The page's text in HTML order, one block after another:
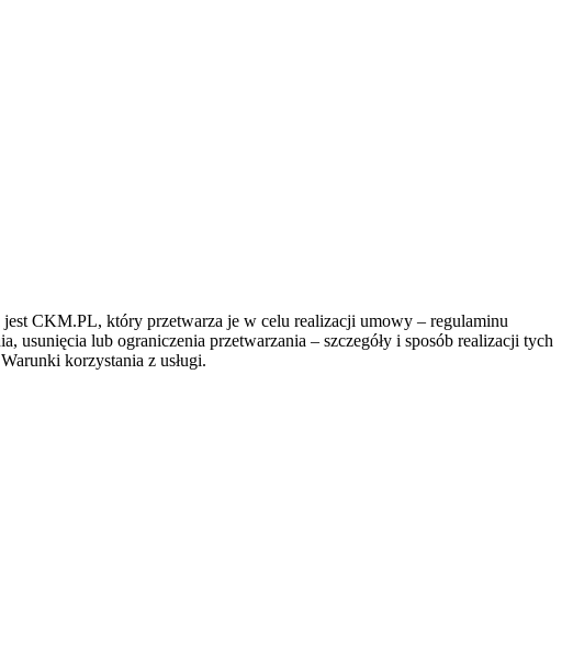
CKM.PL, który przetwarza je w celu realizacji umowy – regulaminu
lub ograniczenia przetwarzania – szczegóły i sposób realizacji tych
korzystania z usługi.